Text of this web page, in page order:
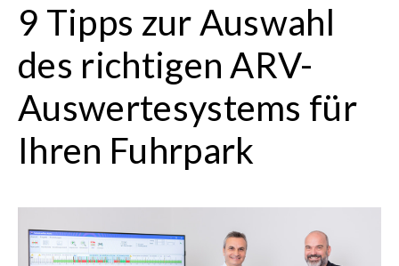
9 Tipps zur Auswahl
des richtigen ARV-
Auswertesystems für
Ihren Fuhrpark